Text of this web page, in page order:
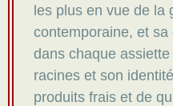
les plus en vue de la
contemporaine, et
dans chaque
racines et son
produits frais et de